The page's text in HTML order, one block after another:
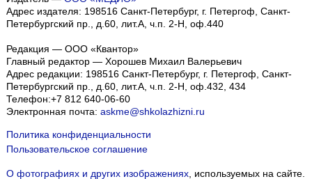
Адрес издателя: 198516 Санкт-Петербург, г. Петергоф, Санкт-
Петербургский пр., д.60, лит.А, ч.п. 2-Н, оф.440
Редакция — ООО «Квантор»
Главный редактор — Хорошев Михаил Валерьевич
Адрес редакции: 198516 Санкт-Петербург, г. Петергоф Санкт-
Петербургский пр., д.60, лит.А, ч.п. 2-Н, оф.432, 434
Телефон:+7 812 640-06-60
Электронная почта: askme@shkolazhizni.ru
Политика конфиденциальности
Пользовательское соглашение
О фотографиях и других изображениях, используемых на сайте.